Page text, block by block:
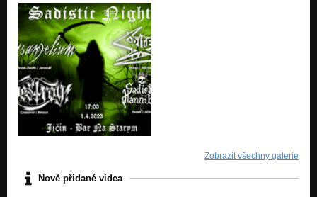
Zobrazit všechny galerie
Nově přidané videa